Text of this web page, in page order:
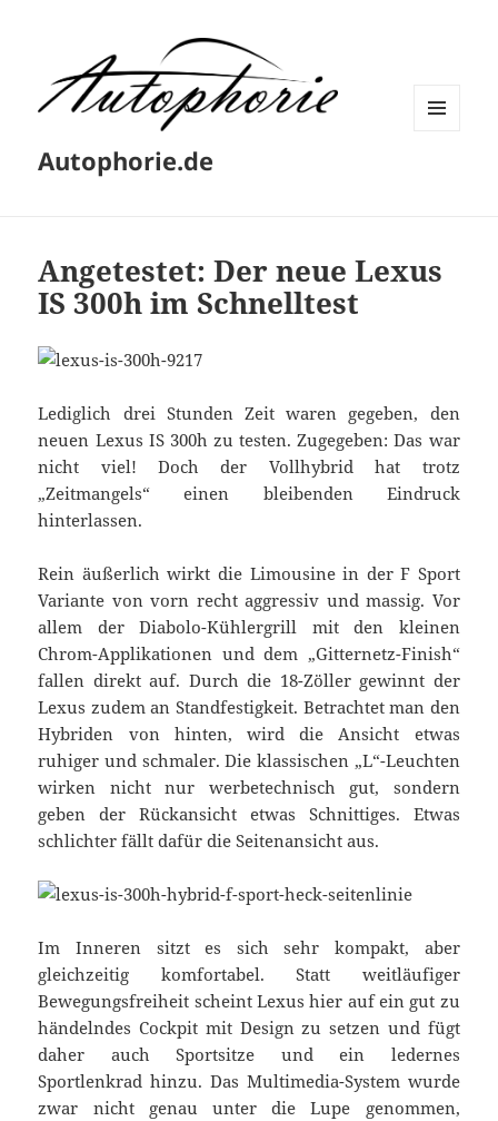
Autophorie.de
Angetestet: Der neue Lexus
IS 300h im Schnelltest
Lediglich drei Stunden Zeit waren gegeben, den
neuen Lexus IS 300h zu testen. Zugegeben: Das war
nicht viel! Doch der Vollhybrid hat trotz
„Zeitmangels“ einen bleibenden Eindruck
hinterlassen.
Rein äußerlich wirkt die Limousine in der F Sport
Variante von vorn recht aggressiv und massig. Vor
allem der Diabolo-Kühlergrill mit den kleinen
Chrom-Applikationen und dem „Gitternetz-Finish“
fallen direkt auf. Durch die 18-Zöller gewinnt der
Lexus zudem an Standfestigkeit. Betrachtet man den
Hybriden von hinten, wird die Ansicht etwas
ruhiger und schmaler. Die klassischen „L“-Leuchten
wirken nicht nur werbetechnisch gut, sondern
geben der Rückansicht etwas Schnittiges. Etwas
schlichter fällt dafür die Seitenansicht aus.
Im Inneren sitzt es sich sehr kompakt, aber
gleichzeitig komfortabel. Statt weitläufiger
Bewegungsfreiheit scheint Lexus hier auf ein gut zu
händelndes Cockpit mit Design zu setzen und fügt
daher auch Sportsitze und ein ledernes
Sportlenkrad hinzu. Das Multimedia-System wurde
zwar nicht genau unter die Lupe genommen,